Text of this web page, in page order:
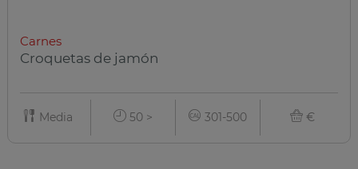
Carnes
Croquetas de jamón
Media 50 > 301-500 €